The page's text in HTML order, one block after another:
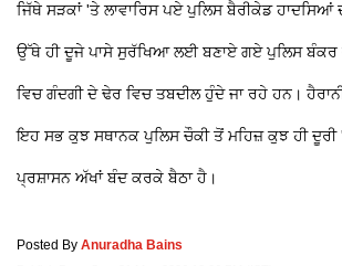
ਜਿੱਥੇ ਸੜਕਾਂ 'ਤੇ ਲਾਵਾਰਿਸ ਪਏ ਪੁਲਿਸ ਬੈਰੀਕੇਡ ਹਾਦਸਿਆਂ
ਉੱਥੇ ਹੀ ਦੂਜੇ ਪਾਸੇ ਸੁਰੱਖਿਆ ਲਈ ਬਣਾਏ ਗਏ ਪੁਲਿਸ ਬੰਕਰ
ਵਿਚ ਗੰਦਗੀ ਦੇ ਢੇਰ ਵਿਚ ਤਬਦੀਲ ਹੁੰਦੇ ਜਾ ਰਹੇ ਹਨ।
ਇਹ ਸਭ ਕੁਝ ਸਥਾਨਕ ਪੁਲਿਸ ਚੌਕੀ ਤੋਂ ਮਹਿਜ਼ ਕੁਝ ਹੀ ਦੂਰੀ
ਪ੍ਰਸ਼ਾਸਨ ਅੱਖਾਂ ਬੰਦ ਕਰਕੇ ਬੈਠਾ ਹੈ।
Posted By Anuradha Bains